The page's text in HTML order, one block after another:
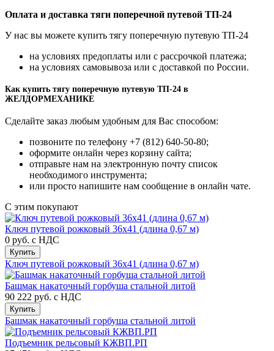
Оплата и доставка тяги поперечной путевой ТП-24
У нас вы можете купить тягу поперечную путевую ТП-24
на условиях предоплаты или с рассрочкой платежа;
на условиях самовывоза или с доставкой по России.
Как купить тягу поперечную путевую ТП-24 в
ЖЕЛДОРМЕХАНИКЕ
Сделайте заказ любым удобным для Вас способом:
позвоните по телефону +7 (812) 640-50-80;
оформите онлайн через корзину сайта;
отправьте нам на электронную почту список
необходимого инструмента;
или просто напишите нам сообщение в онлайн чате.
С этим покупают
Ключ путевой рожковый 36х41 (длина 0,67 м)
0 руб. с НДС
Купить
Ключ путевой рожковый 36х41 (длина 0,67 м)
Башмак накаточный горбуша стальной литой
90 222 руб. с НДС
Купить
Башмак накаточный горбуша стальной литой
Подъемник рельсовый КЖВП.РП